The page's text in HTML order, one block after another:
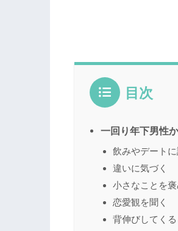
目次
一回り年下男性
飲みやデートに
違いに気づく
小さなことを褒
恋愛観を聞く
背伸びしてくる